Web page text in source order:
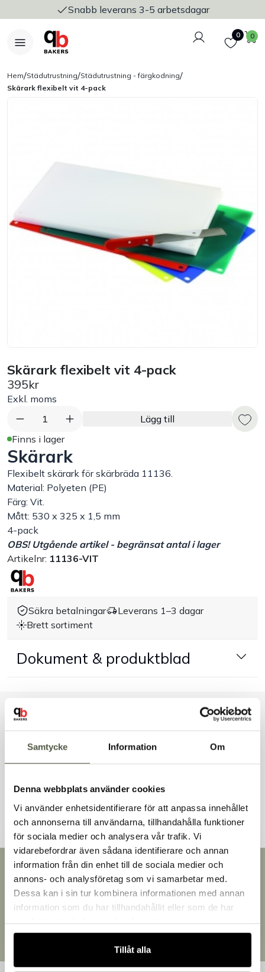
Samtycke Information Om
Denna webbplats använder cookies
Vi använder enhetsidentifierare för att anpassa innehållet
och annonserna till användarna, tillhandahålla funktioner
för sociala medier och analysera vår trafik. Vi
vidarebefordrar även sådana identifierare och annan
information från din enhet till de sociala medier och
annons- och analysföretag som vi samarbetar med.
Dessa kan i sin tur kombinera informationen med annan
information som du har tillhandahållit eller som de har
Tillåt alla
Snabb leverans 3-5 arbetsdagar
Logga in
Favoriter
0 0
Exponering & servering
Städutrustning
Arbetskläder
Plåtbyte
Monin
Handla efter bransch
Varumärken
Outlet
Om Bakers
Kontakt
Hem/Städutrustning/Städutrustning - färgkodning/
Skärark flexibelt vit 4-pack
Skärark flexibelt vit 4-pack
395kr
Exkl. moms
1
Lägg till
Finns i lager
Skärark
Flexibelt skärark för skärbräda 11136.
Material: Polyeten (PE)
Färg: Vit.
Mått: 530 x 325 x 1,5 mm
4-pack
OBS! Utgående artikel - begränsat antal i lager
Artikelnr: 11136-VIT
Säkra betalningar
Leverans 1–3 dagar
Brett sortiment
Dokument & produktblad
Liknande produkter
Andra kunder tittade även på
Snabb leverans
Leverans inom 3-5 arbetsdagar.
Brett sortiment
Över 30 000 produkter
Egen produktion
Välkommen till Bakers!
Handlar du som företag eller privatperson?
Fortsätt som privatperson